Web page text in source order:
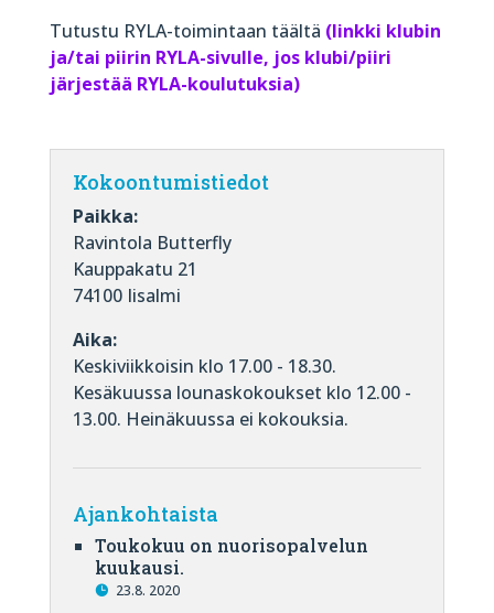
Tutustu RYLA-toimintaan täältä (linkki klubin
ja/tai piirin RYLA-sivulle, jos klubi/piiri
järjestää RYLA-koulutuksia)
Kokoontumistiedot
Paikka:
Ravintola Butterfly
Kauppakatu 21
74100 Iisalmi
Aika:
Keskiviikkoisin klo 17.00 - 18.30.
Kesäkuussa lounaskokoukset klo 12.00 -
13.00. Heinäkuussa ei kokouksia.
Ajankohtaista
Toukokuu on nuorisopalvelun
kuukausi.
23.8. 2020